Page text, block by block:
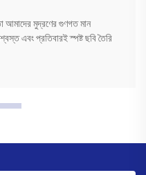
আমাদের মুদ্রণের গুণগত মান
এবং প্রতিবারই স্পষ্ট ছবি তৈরি